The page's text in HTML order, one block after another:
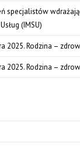
specjalistów
(IMSU)
2025. Rodzina –
2025. Rodzina –